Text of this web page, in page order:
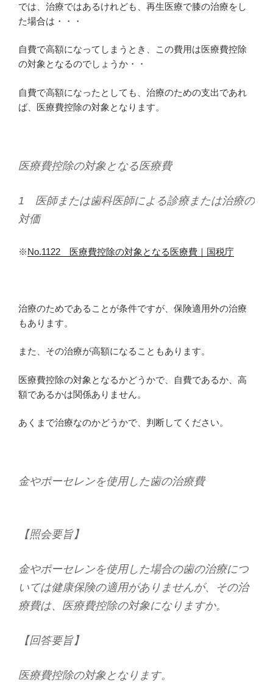
では、治療ではあるけれども、再生医療で膝の治療をし
た場合は・・・
自費で高額になってしまうとき、この費用は医療費控除
の対象となるのでしょうか・・
自費で高額になったとしても、治療のための支出であれ
ば、医療費控除の対象となります。
医療費控除の対象となる医療費
1 医師または歯科医師による診療または治療の
対価
※No.1122 医療費控除の対象となる医療費｜国税庁
治療のためであることが条件ですが、保険適用外の治療
もあります。
また、その治療が高額になることもあります。
医療費控除の対象となるかどうかで、自費であるか、高
額であるかは関係ありません。
あくまで治療なのかどうかで、判断してください。
金やポーセレンを使用した歯の治療費
【照会要旨】
金やポーセレンを使用した場合の歯の治療につ
いては健康保険の適用がありませんが、その治
療費は、医療費控除の対象になりますか。
【回答要旨】
医療費控除の対象となります。